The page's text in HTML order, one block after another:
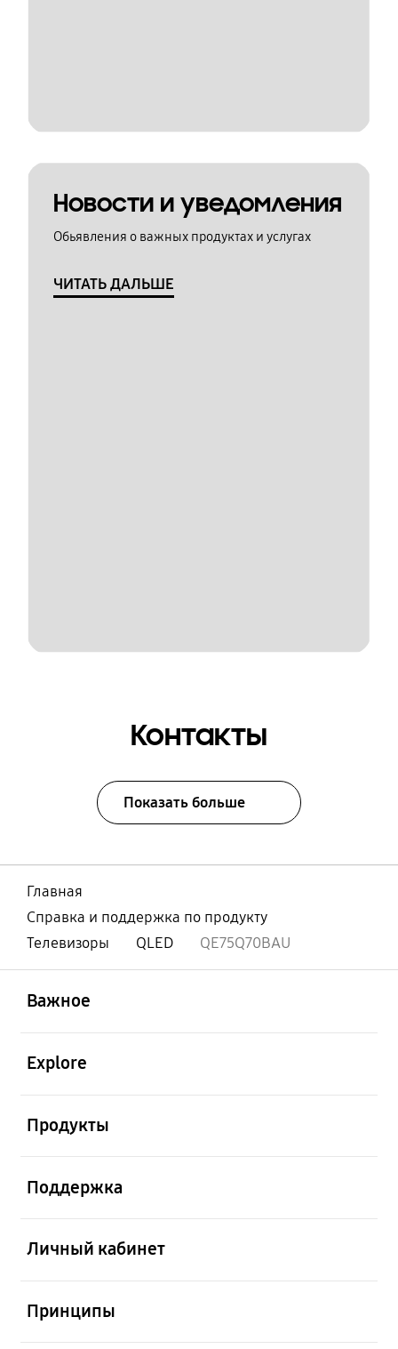
Новости и уведомления
Обьявления о важных продуктах и услугах
ЧИТАТЬ ДАЛЬШЕ
Контакты
Показать больше
Главная
Справка и поддержка по продукту
Телевизоры
QLED QE75Q70BAU
Важное
Explore
Продукты
Поддержка
Личный кабинет
Принципы